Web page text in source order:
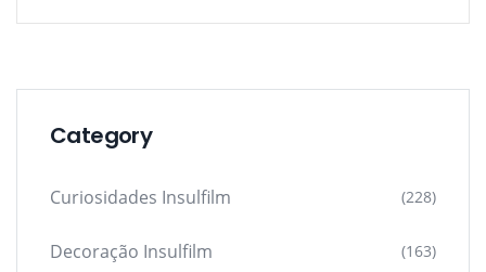
Category
Curiosidades Insulfilm (228)
Decoração Insulfilm (163)